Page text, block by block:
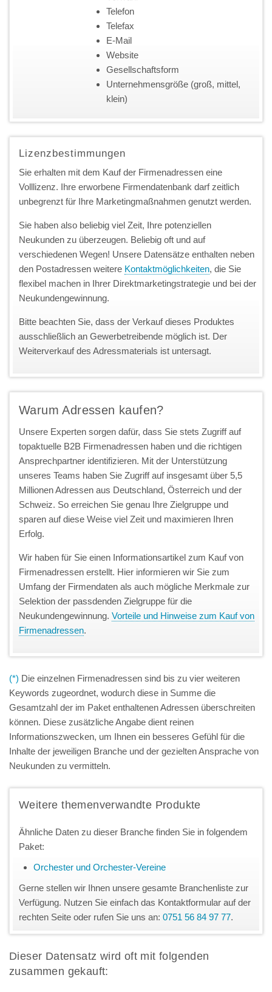
Telefon
Telefax
E-Mail
Website
Gesellschaftsform
Unternehmensgröße (groß, mittel,
klein)
Lizenzbestimmungen
Sie erhalten mit dem Kauf der Firmenadressen eine
Volllizenz. Ihre erworbene Firmendatenbank darf zeitlich
unbegrenzt für Ihre Marketingmaßnahmen genutzt werden.
Sie haben also beliebig viel Zeit, Ihre potenziellen
Neukunden zu überzeugen. Beliebig oft und auf
verschiedenen Wegen! Unsere Datensätze enthalten neben
den Postadressen weitere Kontaktmöglichkeiten, die Sie
flexibel machen in Ihrer Direktmarketingstrategie und bei der
Neukundengewinnung.
Bitte beachten Sie, dass der Verkauf dieses Produktes
ausschließlich an Gewerbetreibende möglich ist. Der
Weiterverkauf des Adressmaterials ist untersagt.
Warum Adressen kaufen?
Unsere Experten sorgen dafür, dass Sie stets Zugriff auf
topaktuelle B2B Firmenadressen haben und die richtigen
Ansprechpartner identifizieren. Mit der Unterstützung
unseres Teams haben Sie Zugriff auf insgesamt über 5,5
Millionen Adressen aus Deutschland, Österreich und der
Schweiz. So erreichen Sie genau Ihre Zielgruppe und
sparen auf diese Weise viel Zeit und maximieren Ihren
Erfolg.
Wir haben für Sie einen Informationsartikel zum Kauf von
Firmenadressen erstellt. Hier informieren wir Sie zum
Umfang der Firmendaten als auch mögliche Merkmale zur
Selektion der passdenden Zielgruppe für die
Neukundengewinnung. Vorteile und Hinweise zum Kauf von
Firmenadressen.
(*) Die einzelnen Firmenadressen sind bis zu vier weiteren
Keywords zugeordnet, wodurch diese in Summe die
Gesamtzahl der im Paket enthaltenen Adressen überschreiten
können. Diese zusätzliche Angabe dient reinen
Informationszwecken, um Ihnen ein besseres Gefühl für die
Inhalte der jeweiligen Branche und der gezielten Ansprache von
Neukunden zu vermitteln.
Weitere themenverwandte Produkte
Ähnliche Daten zu dieser Branche finden Sie in folgendem
Paket:
Orchester und Orchester-Vereine
Gerne stellen wir Ihnen unsere gesamte Branchenliste zur
Verfügung. Nutzen Sie einfach das Kontaktformular auf der
rechten Seite oder rufen Sie uns an: 0751 56 84 97 77.
Dieser Datensatz wird oft mit folgenden
zusammen gekauft: